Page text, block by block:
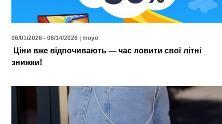
06/01/2026 - 06/14/2026 | moyo
Ціни вже відпочивають — час ловити свої літні
знижки!